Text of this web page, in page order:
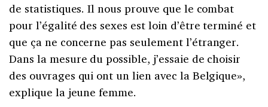
de statistiques. Il nous prouve que le combat
pour l’égalité des sexes est loin d’être terminé et
que ça ne concerne pas seulement l’étranger.
Dans la mesure du possible, j’essaie de choisir
des ouvrages qui ont un lien avec la Belgique»,
explique la jeune femme.